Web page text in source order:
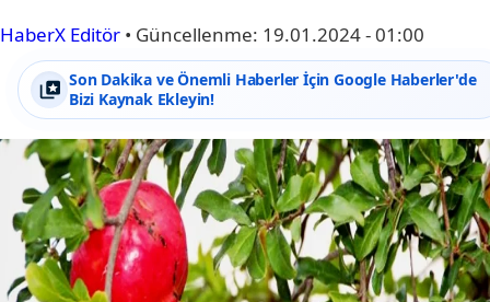
HaberX Editör • Güncellenme: 19.01.2024 - 01:00
Son Dakika ve Önemli Haberler İçin Google Haberler'de
Bizi Kaynak Ekleyin!